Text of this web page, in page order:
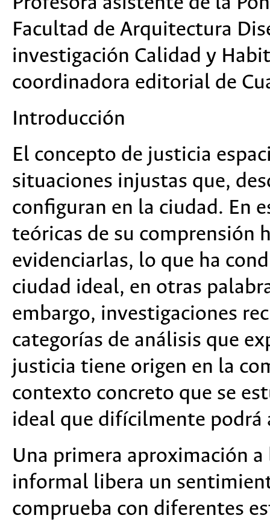
Facultad de Arquitectura
investigación Calidad y
coordinadora editorial de
Introducción
El concepto de justicia
situaciones injustas que,
configuran en la ciudad. En
teóricas de su comprensión
evidenciarlas, lo que ha
ciudad ideal, en otras
embargo, investigaciones
categorías de análisis que
justicia tiene origen en la
contexto concreto que se
ideal que difícilmente podrá
Una primera aproximación
informal libera un
comprueba con diferentes